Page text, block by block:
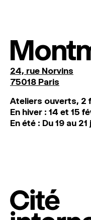
24, rue Norvins
75018 Paris
Ateliers ouverts, 2
En hiver : 14 et 15
En été : Du 19 au